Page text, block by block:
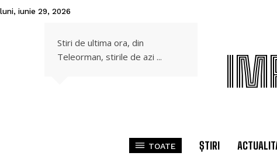
luni, iunie 29, 2026
Stiri de ultima ora, din
Teleorman, stirile de azi ...
TOATE ȘTIRI